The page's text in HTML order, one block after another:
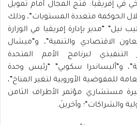
في إفريقيا: فتح المجال أمام تمويل
الحوكمة متعددة المستويات”، وذلك
“مدير بإدارة إفريقيا في الوزارة
الاقتصادي والتنمية”، و”ميشال
التنفيذي لبرنامج الأمم المتحدة
و”أليساندرا سكوبي” “رئيس وحدة
للمفوضية الأوروبية لتغير المناخ”،
مستشاري مؤتمر الأطراف الثامن
والشراكات”؛ وآخرينَ.